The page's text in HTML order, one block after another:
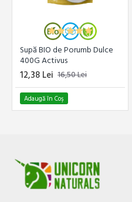
Supă BIO de Porumb Dulce
400G Activus
12,38 Lei 16,50 Lei
Adaugă în Coş